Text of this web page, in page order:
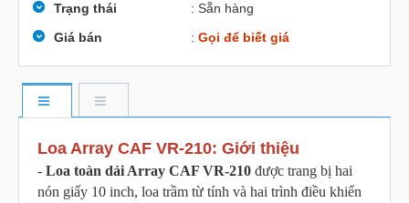
Trạng thái
: Sẵn hàng
Giá bán
: Gọi để biết giá
Loa Array CAF VR-210: Giới thiệu
- Loa toàn dải Array CAF VR-210 được trang bị hai
nón giấy 10 inch, loa trầm từ tính và hai trình điều khiển